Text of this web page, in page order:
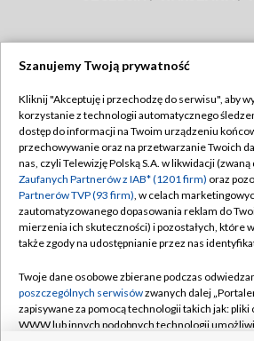
TVP
Abonament TVP
Emisja w TVP
Centrum informacji TVP
Naziemna Telewizja Cyfrowa
Rada Programowa
System NOS
Regulamin TVP
Polityka
Moje zgody
Pomoc
Kontakt
Szanujemy Twoją prywatność
Kliknij "Akceptuję i przechodzę do serwisu", aby
korzystanie z technologii automatycznego
dostęp do informacji na Twoim urządzeniu
przechowywanie oraz na przetwarzanie Twoich
nas, czyli Telewizję Polską S.A. w likwidacji (zwaną
Zaufanych Partnerów z IAB* (1201 firm) oraz
Partnerów TVP (93 firm), w celach
zautomatyzowanego dopasowania reklam do
mierzenia ich skuteczności) i pozostałych, które
także zgody na udostępnianie przez nas
Twoje dane osobowe zbierane podczas
poszczególnych serwisówzwanych dalej
zapisywane za pomocą technologii takich jak:
WWW lub innych podobnych technologii